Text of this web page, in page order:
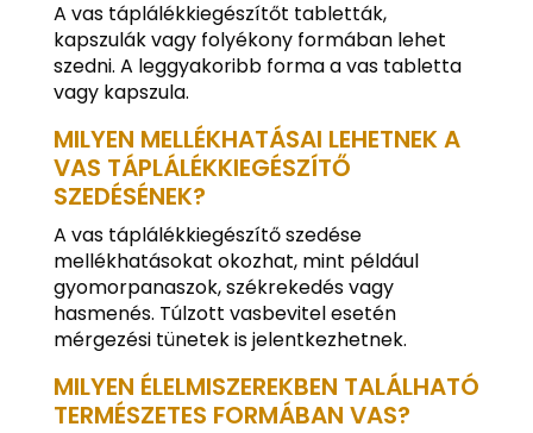
A vas táplálékkiegészítőt tabletták,
kapszulák vagy folyékony formában lehet
szedni. A leggyakoribb forma a vas tabletta
vagy kapszula.
MILYEN MELLÉKHATÁSAI LEHETNEK A
VAS TÁPLÁLÉKKIEGÉSZÍTŐ
SZEDÉSÉNEK?
A vas táplálékkiegészítő szedése
mellékhatásokat okozhat, mint például
gyomorpanaszok, székrekedés vagy
hasmenés. Túlzott vasbevitel esetén
mérgezési tünetek is jelentkezhetnek.
MILYEN ÉLELMISZEREKBEN TALÁLHATÓ
TERMÉSZETES FORMÁBAN VAS?